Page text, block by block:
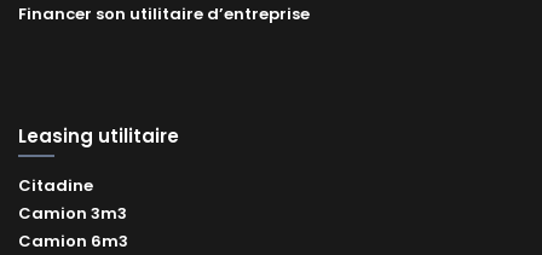
Financer son utilitaire d’entreprise
Leasing utilitaire
Citadine
Camion 3m3
Camion 6m3